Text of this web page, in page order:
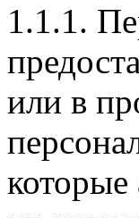
1.1.1.
или в
которые